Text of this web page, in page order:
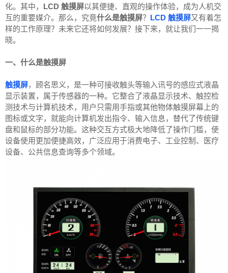
化。其中， LCD 触摸屏以其便捷、直观的操作体验，成为人机交
互的重要媒介。那么，究竟什么是触摸屏？ LCD 触摸屏又有着怎
样的工作原理？未来它还将如何发展？接下来，就让我们一一揭
晓。
一、什么是触摸屏
触摸屏，顾名思义，是一种可接收触头等输入讯号的感应式液晶
显示装置，属于传感器的一种。它整合了液晶显示技术、触控检
测技术与计算机技术，用户只需用手指或其他物体触摸屏幕上的
图标或文字，就能向计算机发出指令、输入信息，替代了传统键
盘和鼠标的部分功能。这种交互方式极大地降低了操作门槛，使
设备使用更加便捷高效，广泛应用于消费电子、工业控制、医疗
设备、公共信息查询等多个领域。